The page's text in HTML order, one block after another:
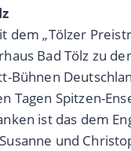
dem „Tölzer
Bad Tölz zu
Bühnen
Tagen Spitzen-
ist das dem
und